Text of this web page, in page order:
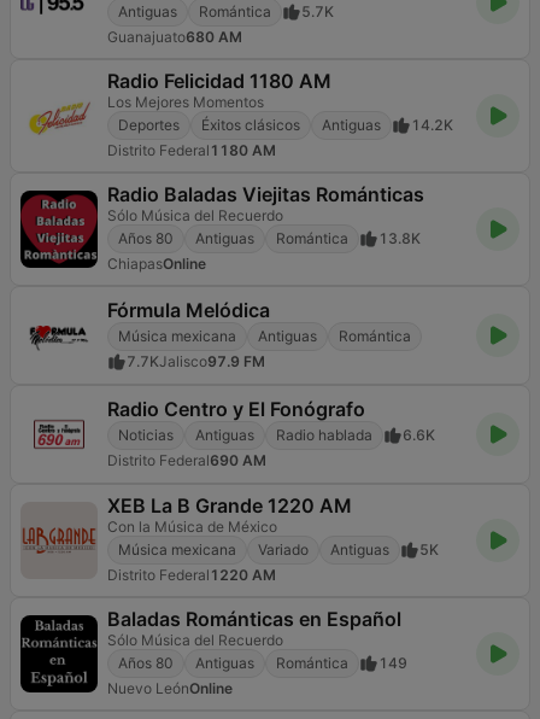
Antiguas
Romántica
5.7K
Guanajuato680 AM
Radio Felicidad 1180 AM
Los Mejores Momentos
Deportes
Éxitos clásicos Antiguas
14.2K
Distrito Federal 1180 AM
Radio Baladas Viejitas Románticas
Sólo Música del Recuerdo
Años 80
Antiguas Romántica
13.8K
ChiapasOnline
Fórmula Melódica
Música mexicana Antiguas
Romántica
7.7KJalisco97.9 FM
Radio Centro y El Fonógrafo
Noticias Antiguas Radio hablada
6.6K
Distrito Federal690 AM
XEB La B Grande 1220 AM
Con la Música de México
Música mexicana
Variado Antiguas
5K
Distrito Federal 1220 AM
Baladas Románticas en Español
Sólo Música del Recuerdo
Años 80
Antiguas Romántica
149
Nuevo LeónOnline